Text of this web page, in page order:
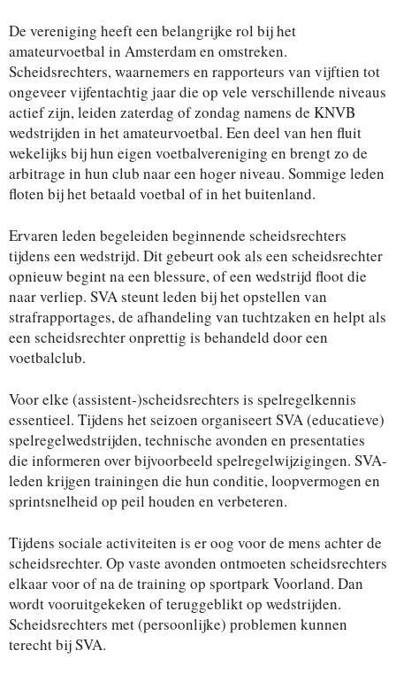
De vereniging heeft een belangrijke rol bij het
amateurvoetbal in Amsterdam en omstreken.
Scheidsrechters, waarnemers en rapporteurs van vijftien tot
ongeveer vijfentachtig jaar die op vele verschillende niveaus
actief zijn, leiden zaterdag of zondag namens de KNVB
wedstrijden in het amateurvoetbal. Een deel van hen fluit
wekelijks bij hun eigen voetbalvereniging en brengt zo de
arbitrage in hun club naar een hoger niveau. Sommige leden
floten bij het betaald voetbal of in het buitenland.
Ervaren leden begeleiden beginnende scheidsrechters
tijdens een wedstrijd. Dit gebeurt ook als een scheidsrechter
opnieuw begint na een blessure, of een wedstrijd floot die
naar verliep. SVA steunt leden bij het opstellen van
strafrapportages, de afhandeling van tuchtzaken en helpt als
een scheidsrechter onprettig is behandeld door een
voetbalclub.
Voor elke (assistent-)scheidsrechters is spelregelkennis
essentieel. Tijdens het seizoen organiseert SVA (educatieve)
spelregelwedstrijden, technische avonden en presentaties
die informeren over bijvoorbeeld spelregelwijzigingen. SVA-
leden krijgen trainingen die hun conditie, loopvermogen en
sprintsnelheid op peil houden en verbeteren.
Tijdens sociale activiteiten is er oog voor de mens achter de
scheidsrechter. Op vaste avonden ontmoeten scheidsrechters
elkaar voor of na de training op sportpark Voorland. Dan
wordt vooruitgekeken of teruggeblikt op wedstrijden.
Scheidsrechters met (persoonlijke) problemen kunnen
terecht bij SVA.